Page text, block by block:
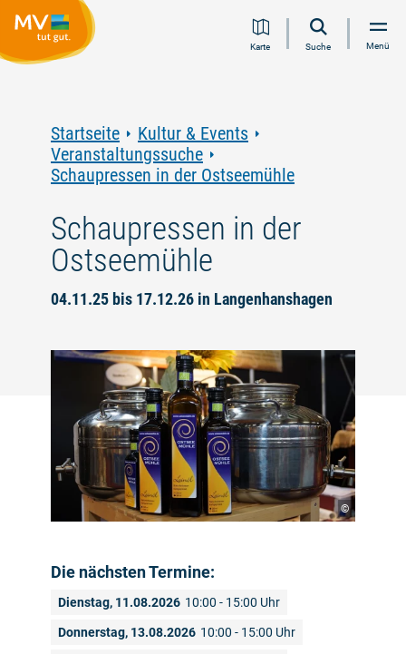
Inhalt
Navigation
Volltextsuche
FooterKarte Suche Menü
Startseite
Kultur & Events
Veranstaltungssuche
Schaupressen in der Ostseemühle
Schaupressen in der
Ostseemühle
04.11.25 bis 17.12.26 in Langenhanshagen
©
Die nächsten Termine:
Dienstag, 11.08.2026 10:00 - 15:00 Uhr
Donnerstag, 13.08.2026 10:00 - 15:00 Uhr